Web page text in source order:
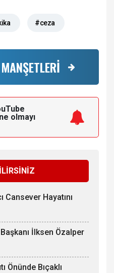
#ceza
olmayı
Cansever Hayatını
İlksen Özalper
Önünde Bıçaklı